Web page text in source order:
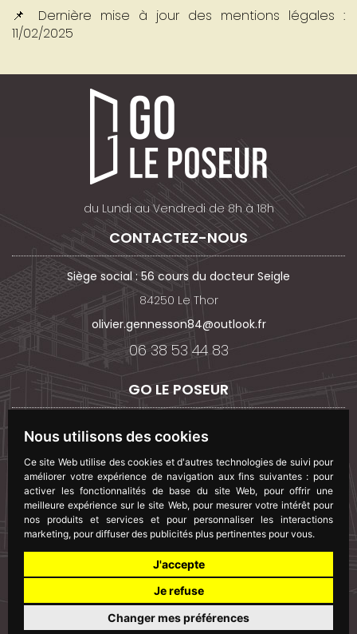
Nous utilisons des cookies
Ce site Web utilise des cookies et d'autres technologies de suivi pour
améliorer votre expérience de navigation aux fins suivantes : pour
activer les fonctionnalités de base du site Web, pour offrir une
meilleure expérience sur le site Web, pour mesurer votre intérêt pour
nos produits et services et pour personnaliser les interactions
marketing, pour diffuser des publicités plus pertinentes pour vous.
J'accepte
Je refuse
Changer mes préférences
BESOIN D'UN EXPERT ?
📌 Dernière mise à jour des mentions légales :
11/02/2025
du Lundi au Vendredi de 8h à 18h
CONTACTEZ-NOUS
Siège social : 56 cours du docteur Seigle
84250 Le Thor
olivier.gennesson84@outlook.fr
06 38 53 44 83
GO LE POSEUR
GO Le Poseur
Services
Les produits
Galeries
Contact
© 2026 - goleposeur.fr -Mentions légales
des données